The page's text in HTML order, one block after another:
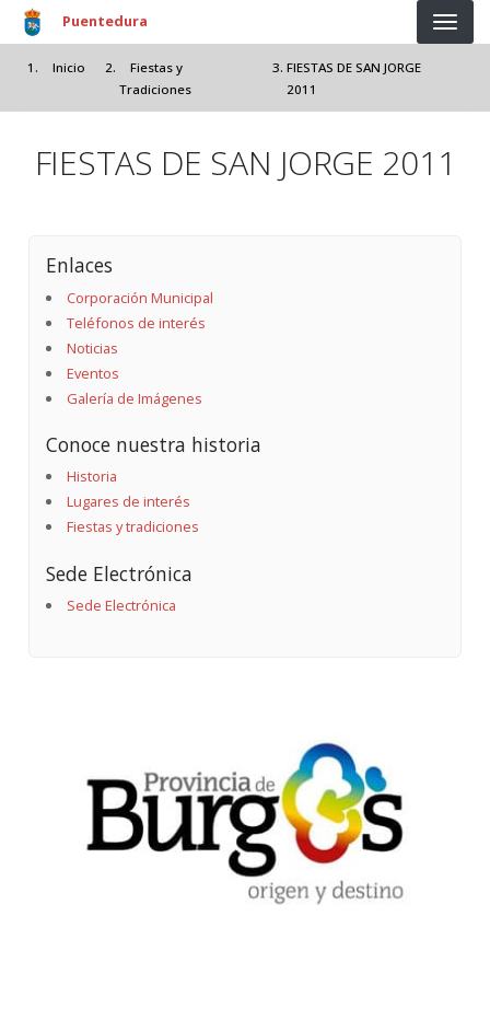
Pasar al contenido principal
Puentedura
Inicio
Fiestas y
Tradiciones
FIESTAS DE SAN JORGE
2011
FIESTAS DE SAN JORGE 2011
Enlaces
Corporación Municipal
Teléfonos de interés
Noticias
Eventos
Galería de Imágenes
Conoce nuestra historia
Historia
Lugares de interés
Fiestas y tradiciones
Sede Electrónica
Sede Electrónica